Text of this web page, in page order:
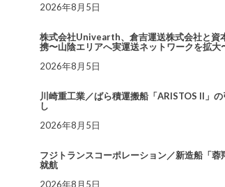
2026年8月5日
株式会社Univearth、倉吉運送株式会社と資
携〜山陰エリアへ実運送ネットワークを拡大
2026年8月5日
川崎重工業／ばら積運搬船「ARISTOS II」の
し
2026年8月5日
フジトランスコーポレーション／新造船「蓉
就航
2026年8月5日